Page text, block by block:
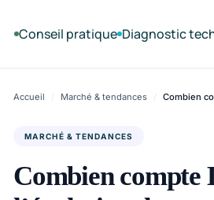
Conseil pratique Diagnostic
Accueil / Marché & tendances / Combien
MARCHÉ & TENDANCES
Combien compte